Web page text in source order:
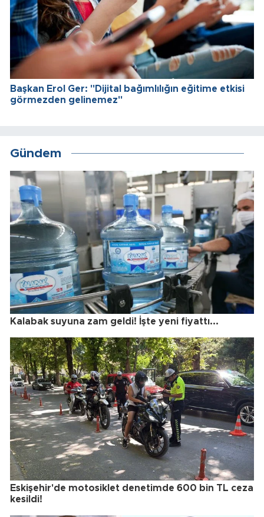
Başkan Erol Ger: "Dijital bağımlılığın eğitime etkisi
görmezden gelinemez"
Gündem
Kalabak suyuna zam geldi! İşte yeni fiyattı...
Eskişehir'de motosiklet denetimde 600 bin TL ceza
kesildi!